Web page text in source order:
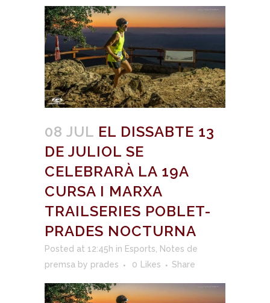
08 JUL EL DISSABTE 13
DE JULIOL SE
CELEBRARÀ LA 19A
CURSA I MARXA
TRAILSERIES POBLET-
PRADES NOCTURNA
Posted at 12:45h in Esports
Notes de
premsa by prades 0 Likes Share